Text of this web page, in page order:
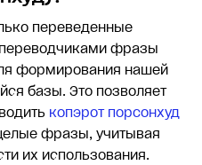
переведенные
фразы
формирования нашей
базы. Это позволяет
копэрот порсонхуд
фразы, учитывая
их использования.